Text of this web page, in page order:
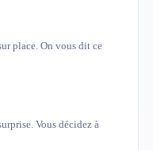
place. On vous dit ce
Vous décidez à